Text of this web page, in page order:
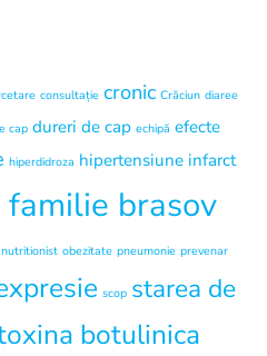
consultație cronic Crăciun diaree
cap dureri de cap echipă efecte
hiperdidroza hipertensiune infarct
familie brasov
nutritionist obezitate pneumonie prevenar
scop starea de
botulinica